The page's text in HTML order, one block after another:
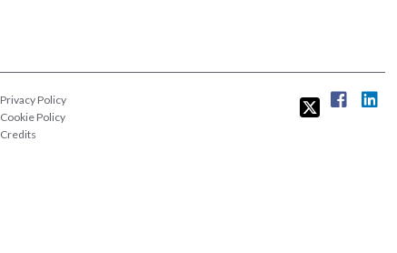
Privacy Policy
Cookie Policy
Credits